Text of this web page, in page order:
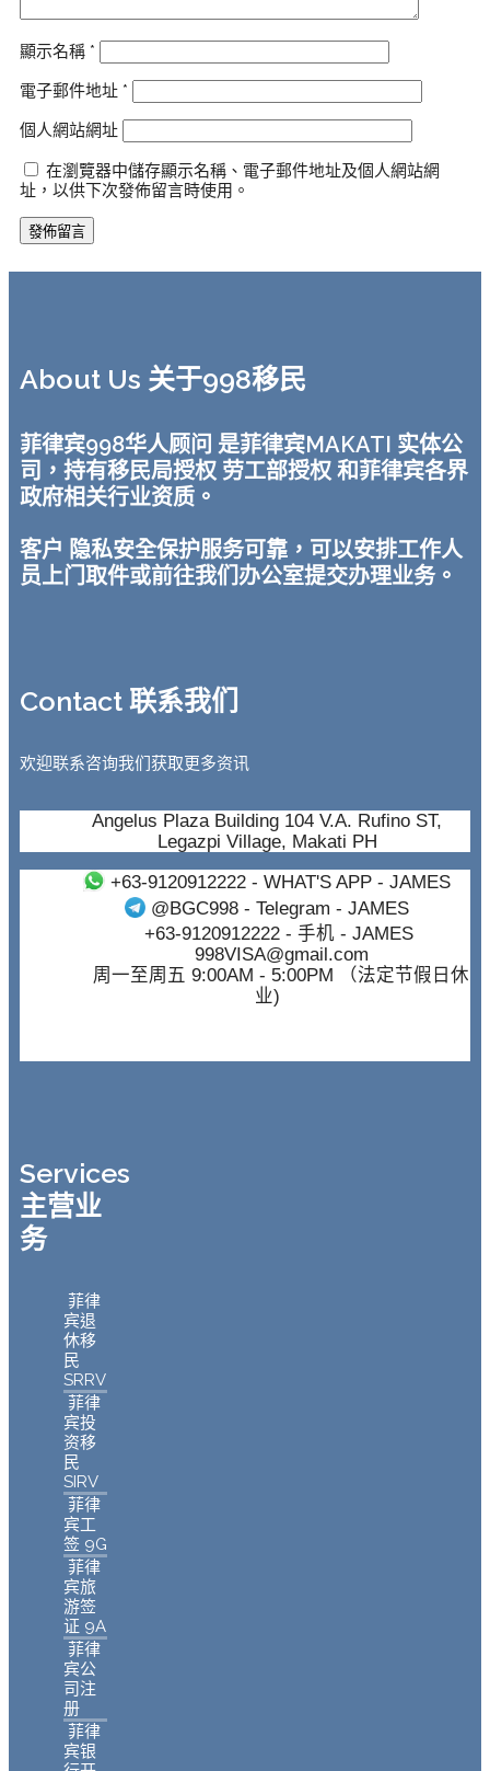
顯示名稱 *
電子郵件地址 *
個人網站網址
在瀏覽器中儲存顯示名稱、電子郵件地址及個人網站網
址，以供下次發佈留言時使用。
About Us 关于998移民
菲律宾998华人顾问 是菲律宾MAKATI 实体公
司，持有移民局授权 劳工部授权 和菲律宾各界
政府相关行业资质。
客户 隐私安全保护服务可靠，可以安排工作人
员上门取件或前往我们办公室提交办理业务。
Contact 联系我们
欢迎联系咨询我们获取更多资讯
Angelus Plaza Building 104 V.A. Rufino ST,
Legazpi Village, Makati PH
+63-9120912222- WHAT'S APP - JAMES
@BGC998 - Telegram - JAMES
+63-9120912222- 手机 - JAMES
998VISA@gmail.com
周一至周五 9:00AM - 5:00PM （法定节假日休
业)
Services
主营业
务
菲律
宾退
休移
民
SRRV
菲律
宾投
资移
民
SIRV
菲律
宾工
签 9G
菲律
宾旅
游签
证 9A
菲律
宾公
司注
册
菲律
宾银